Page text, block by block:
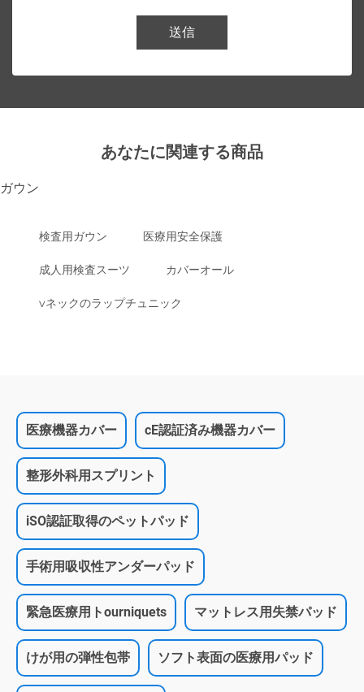
送信
あなたに関連する商品
ガウン
検査用ガウン 医療用安全保護
成人用検査スーツ カバーオール
vネックのラップチュニック
医療機器カバー cE認証済み機器カバー
整形外科用スプリント
iSO認証取得のペットパッド
手術用吸収性アンダーパッド
緊急医療用トourniquets マットレス用失禁パッド
けが用の弾性包帯 ソフト表面の医療用パッド